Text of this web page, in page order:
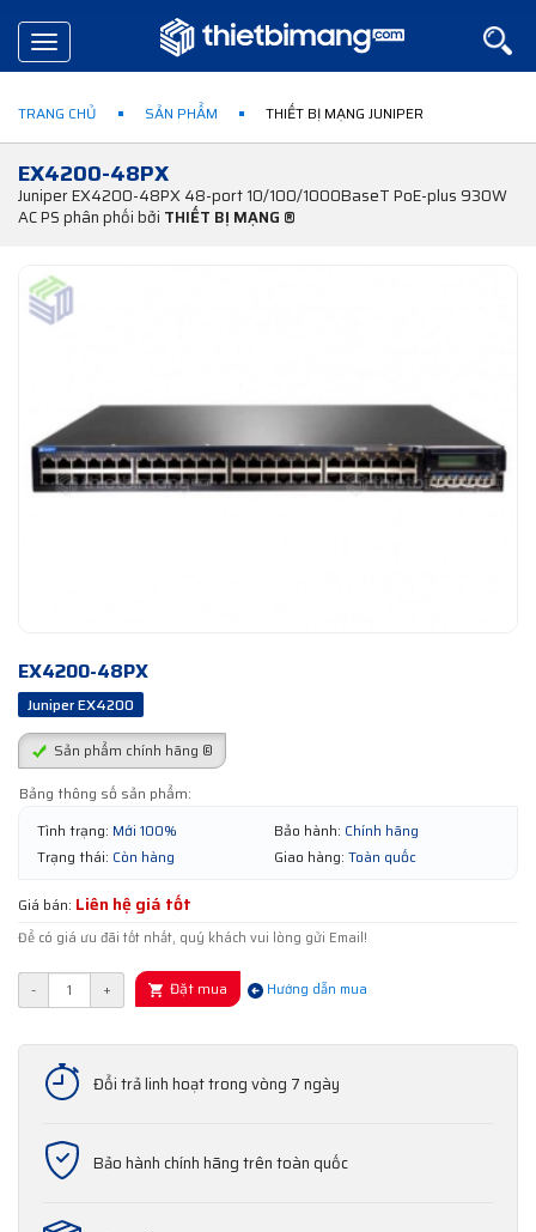
Toggle
navigation
TRANG CHỦ SẢN PHẨM THIẾT BỊ MẠNG JUNIPER
EX4200-48PX
Juniper EX4200-48PX 48-port 10/100/1000BaseT PoE-plus 930W
AC PS phân phối bởi THIẾT BỊ MẠNG ®
EX4200-48PX
Juniper EX4200
Sản phẩm chính hãng ®
Bảng thông số sản phẩm:
Tình trạng: Mới 100% Bảo hành: Chính hãng
Trạng thái: Còn hàng Giao hàng: Toàn quốc
Giá bán: Liên hệ giá tốt
Để có giá ưu đãi tốt nhất, quý khách vui lòng gửi Email!
- + Đặt mua Hướng dẫn mua
Đổi trả linh hoạt trong vòng 7 ngày
Bảo hành chính hãng trên toàn quốc